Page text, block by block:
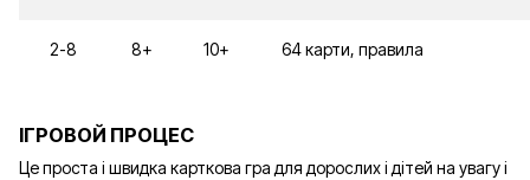
2-8 8+ 10+ 64 карти, правила
ІГРОВОЙ ПРОЦЕС
Це проста і швидка карткова гра для дорослих і дітей на увагу і